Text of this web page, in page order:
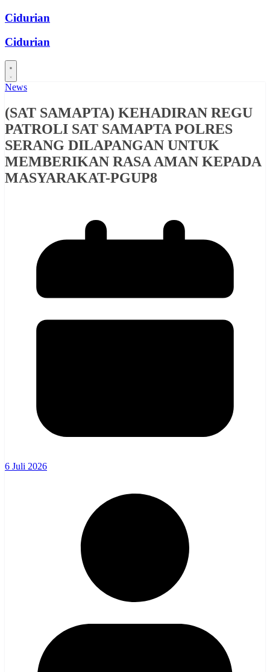
Skip
content
Cidurian
Cidurian
News
(SAT SAMAPTA) KEHADIRAN REGU
PATROLI SAT SAMAPTA POLRES
SERANG DILAPANGAN UNTUK
MEMBERIKAN RASA AMAN KEPADA
MASYARAKAT-PGUP8
6 Juli 2026